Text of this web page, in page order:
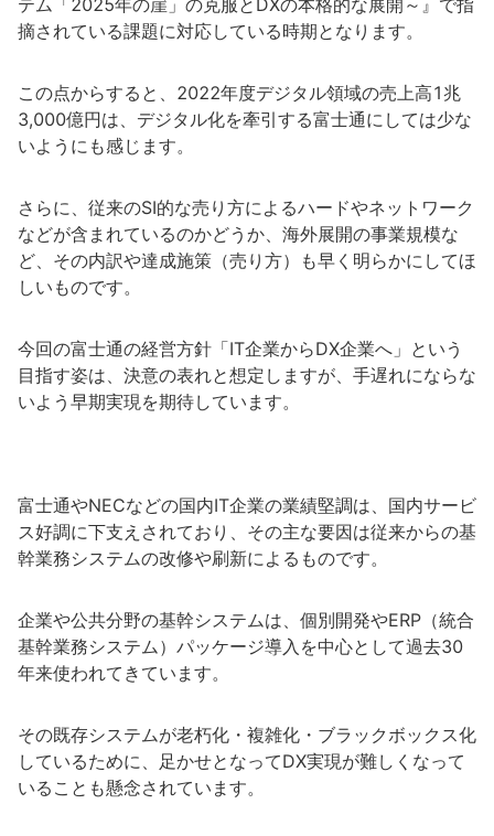
摘されている課題に対応している時期となります。
この点からすると、2022年度デジタル領域の売上高1兆
3,000億円は、デジタル化を牽引する富士通にしては少な
いようにも感じます。
さらに、従来のSI的な売り方によるハードやネットワーク
などが含まれているのかどうか、海外展開の事業規模な
ど、その内訳や達成施策（売り方）も早く明らかにしてほ
しいものです。
今回の富士通の経営方針「IT企業からDX企業へ」という
目指す姿は、決意の表れと想定しますが、手遅れにならな
いよう早期実現を期待しています。
富士通やNECなどの国内IT企業の業績堅調は、国内サービ
ス好調に下支えされており、その主な要因は従来からの基
幹業務システムの改修や刷新によるものです。
企業や公共分野の基幹システムは、個別開発やERP（統合
基幹業務システム）パッケージ導入を中心として過去30
年来使われてきています。
その既存システムが老朽化・複雑化・ブラックボックス化
しているために、足かせとなってDX実現が難しくなって
いることも懸念されています。